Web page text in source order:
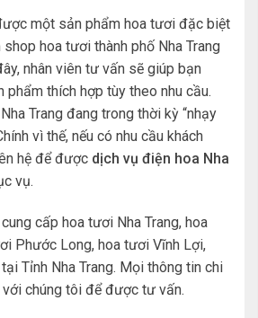
một sản phẩm hoa tươi đặc biệt
hoa tươi thành phố Nha Trang
nhân viên tư vấn sẽ giúp bạn
phẩm thích hợp tùy theo nhu cầu.
Trang đang trong thời kỳ “nhạy
vì thế, nếu có nhu cầu khách
hệ để được dịch vụ điện hoa Nha
vụ.
cấp hoa tươi Nha Trang, hoa
Phước Long, hoa tươi Vĩnh Lợi,
Tỉnh Nha Trang. Mọi thông tin chi
chúng tôi để được tư vấn.